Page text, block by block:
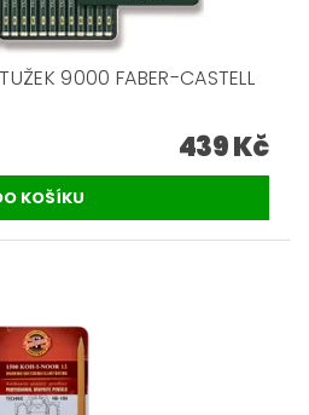
9000 FABER-CASTELL
439 Kč